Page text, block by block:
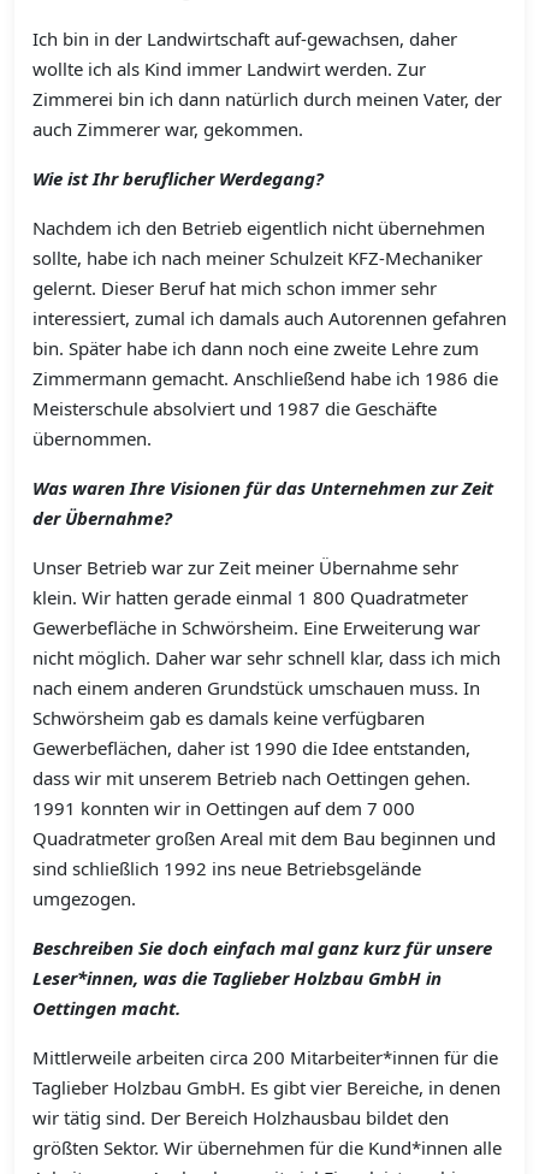
Ich bin in der Landwirtschaft auf-gewachsen, daher
wollte ich als Kind immer Landwirt werden. Zur
Zimmerei bin ich dann natürlich durch meinen Vater, der
auch Zimmerer war, gekommen.
Wie ist Ihr beruflicher Werdegang?
Nachdem ich den Betrieb eigentlich nicht übernehmen
sollte, habe ich nach meiner Schulzeit KFZ-Mechaniker
gelernt. Dieser Beruf hat mich schon immer sehr
interessiert, zumal ich damals auch Autorennen gefahren
bin. Später habe ich dann noch eine zweite Lehre zum
Zimmermann gemacht. Anschließend habe ich 1986 die
Meisterschule absolviert und 1987 die Geschäfte
übernommen.
Was waren Ihre Visionen für das Unternehmen zur Zeit
der Übernahme?
Unser Betrieb war zur Zeit meiner Übernahme sehr
klein. Wir hatten gerade einmal 1 800 Quadratmeter
Gewerbefläche in Schwörsheim. Eine Erweiterung war
nicht möglich. Daher war sehr schnell klar, dass ich mich
nach einem anderen Grundstück umschauen muss. In
Schwörsheim gab es damals keine verfügbaren
Gewerbeflächen, daher ist 1990 die Idee entstanden,
dass wir mit unserem Betrieb nach Oettingen gehen.
1991 konnten wir in Oettingen auf dem 7 000
Quadratmeter großen Areal mit dem Bau beginnen und
sind schließlich 1992 ins neue Betriebsgelände
umgezogen.
Beschreiben Sie doch einfach mal ganz kurz für unsere
Leser*innen, was die Taglieber Holzbau GmbH in
Oettingen macht.
Mittlerweile arbeiten circa 200 Mitarbeiter*innen für die
Taglieber Holzbau GmbH. Es gibt vier Bereiche, in denen
wir tätig sind. Der Bereich Holzhausbau bildet den
größten Sektor. Wir übernehmen für die Kund*innen alle